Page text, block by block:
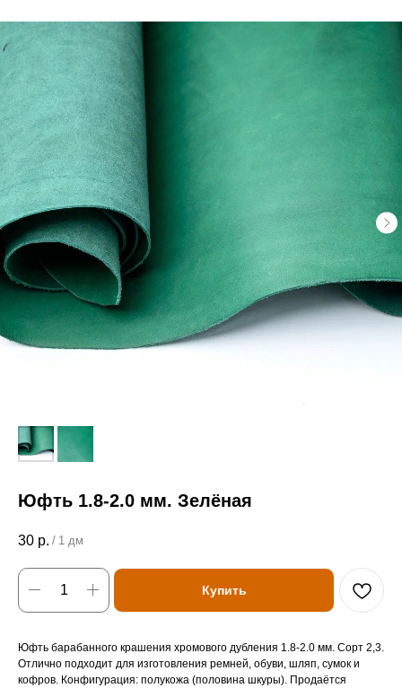
Юфть 1.8-2.0 мм. Зелёная
30 р. / 1 дм
Купить
Юфть барабанного крашения хромового дубления 1.8-2.0 мм. Сорт 2,3.
Отлично подходит для изготовления ремней, обуви, шляп, сумок и
кофров. Конфигурация: полукожа (половина шкуры). Продаётся